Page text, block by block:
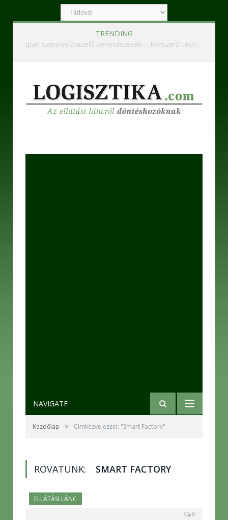
TRENDING
Ipari szennyvízkezelő berendezések – Korszerű technológiák a hatékony és fenntartható működésért
NAVIGATE
Kezdőlap » Címkézve ezzel: "Smart Factory"
ROVATUNK: SMART FACTORY
ELLÁTÁSI LÁNC
0